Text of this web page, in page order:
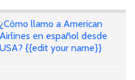
¿Cómo llamo a American
Airlines en español desde
USA? {{edit your name}}